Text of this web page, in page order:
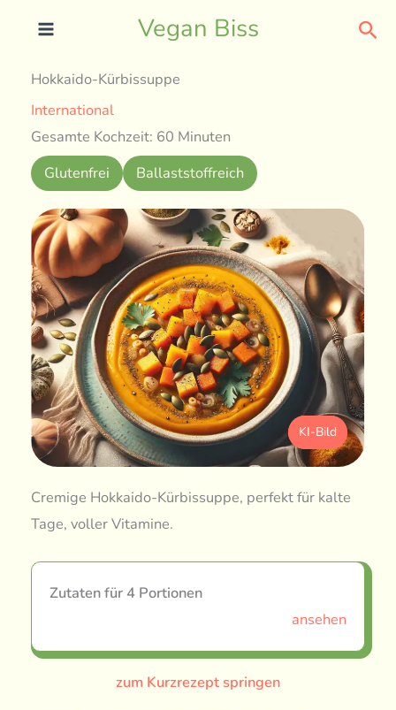
Vegan Biss
Hokkaido-Kürbissuppe
International
Gesamte Kochzeit: 60 Minuten
Glutenfrei
Ballaststoffreich
KI-Bild
Cremige Hokkaido-Kürbissuppe, perfekt für kalte
Tage, voller Vitamine.
Zutaten für 4 Portionen
ansehen
zum Kurzrezept springen